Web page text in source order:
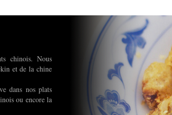
chinois. Nous
et de la chine
dans nos plats
ou encore la